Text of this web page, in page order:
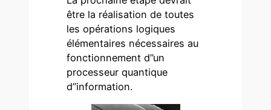
être la réalisation de toutes
les opérations logiques
élémentaires nécessaires au
fonctionnement d’’un
processeur quantique
d’’information.